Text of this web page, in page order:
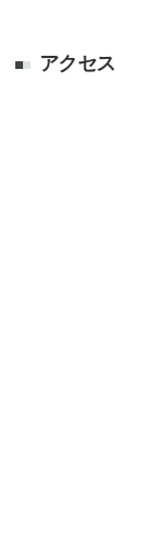
アクセス